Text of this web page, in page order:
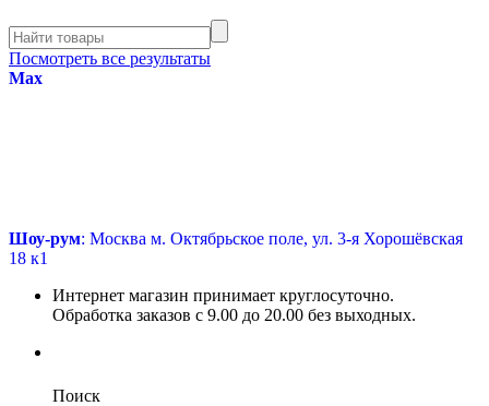
Посмотреть все результаты
Max
Шоу-рум: Москва м. Октябрьское поле, ул. 3-я Хорошёвская
18 к1
Интернет магазин принимает круглосуточно.
Обработка заказов с 9.00 до 20.00 без выходных.
Поиск